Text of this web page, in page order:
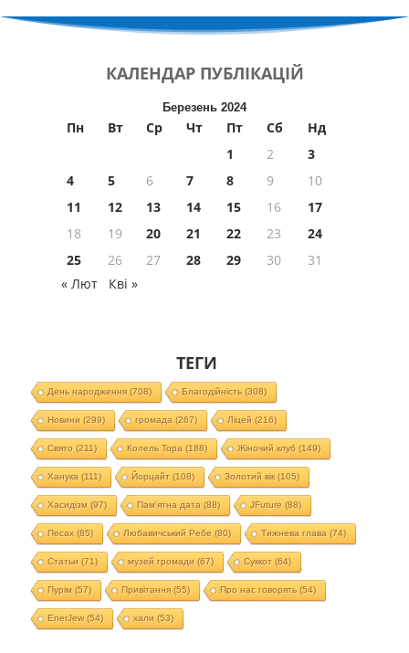
КАЛЕНДАР ПУБЛІКАЦІЙ
Березень 2024
Пн Вт Ср Чт Пт Сб
Нд
1
2
3
4
5 6 7 8 9
10
11
12 13 14 15 16
17
18
19 20 21 22 23
24
25
26 27 28 29 30
31
« Лют
Кві »
ТЕГИ
День народження(708) Благодійність (308)
Новини (299) громада (267) Ліцей (216)
Свято (211) Колель Тора (188) Жіночий клуб (149)
Ханука (111) Йорцайт (108) Золотий вік(105)
Хасидізм (97) Пам'ятна дата (88) JFuture (88)
Песах(85) Любавичський Ребе (80) Тижнева глава (74)
Статьи (71) музей громади (67) Суккот (64)
Пурім (57) Привітання(55) Про нас говорять (54)
EnerJew(54) хали (53)